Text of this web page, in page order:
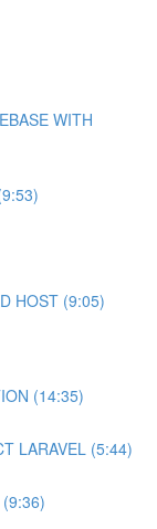
WITH
HOST (9:05)
(14:35)
LARAVEL (5:44)
(9:36)